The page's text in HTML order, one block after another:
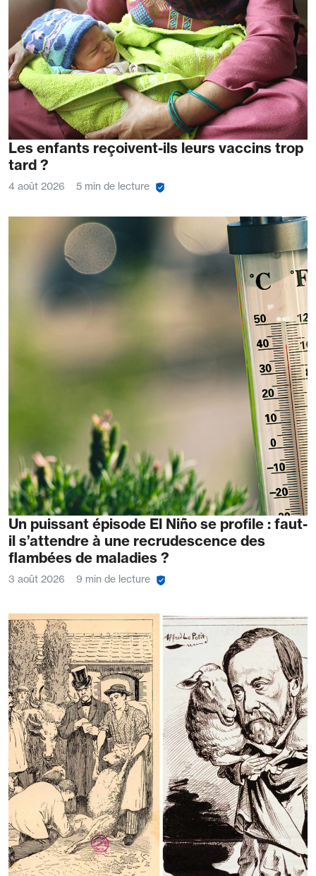
Les enfants reçoivent-ils leurs vaccins trop
tard ?
4 août 2026 5 min de lecture
Un puissant épisode El Niño se profile : faut-
il s’attendre à une recrudescence des
flambées de maladies ?
3 août 2026 9 min de lecture